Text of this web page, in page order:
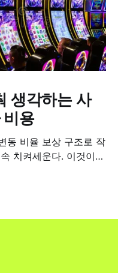
생각하는 사
비용
동 비율 보상 구조로 작
치켜세운다. 이것이